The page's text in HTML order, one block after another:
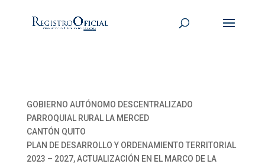
GOBIERNO AUTÓNOMO DESCENTRALIZADO
PARROQUIAL RURAL LA MERCED
CANTÓN QUITO
PLAN DE DESARROLLO Y ORDENAMIENTO TERRITORIAL
2023 – 2027, ACTUALIZACIÓN EN EL MARCO DE LA